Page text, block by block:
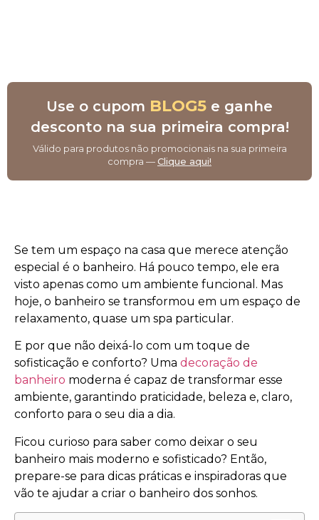
Use o cupom BLOG5 e ganhe
desconto na sua primeira compra!
Válido para produtos não promocionais na sua primeira
compra —Clique aqui!
Se tem um espaço na casa que merece atenção
especial é o banheiro. Há pouco tempo, ele era
visto apenas como um ambiente funcional. Mas
hoje, o banheiro se transformou em um espaço de
relaxamento, quase um spa particular.
E por que não deixá-lo com um toque de
sofisticação e conforto? Uma decoração de
banheiro moderna é capaz de transformar esse
ambiente, garantindo praticidade, beleza e, claro,
conforto para o seu dia a dia.
Ficou curioso para saber como deixar o seu
banheiro mais moderno e sofisticado? Então,
prepare-se para dicas práticas e inspiradoras que
vão te ajudar a criar o banheiro dos sonhos.